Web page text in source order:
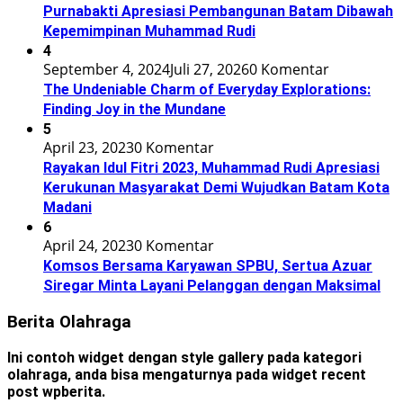
Purnabakti Apresiasi Pembangunan Batam Dibawah
Kepemimpinan Muhammad Rudi
4
September 4, 2024Juli 27, 20260 Komentar
The Undeniable Charm of Everyday Explorations:
Finding Joy in the Mundane
5
April 23, 20230 Komentar
Rayakan Idul Fitri 2023, Muhammad Rudi Apresiasi
Kerukunan Masyarakat Demi Wujudkan Batam Kota
Madani
6
April 24, 20230 Komentar
Komsos Bersama Karyawan SPBU, Sertua Azuar
Siregar Minta Layani Pelanggan dengan Maksimal
Berita Olahraga
Ini contoh widget dengan style gallery pada kategori
olahraga, anda bisa mengaturnya pada widget recent
post wpberita.